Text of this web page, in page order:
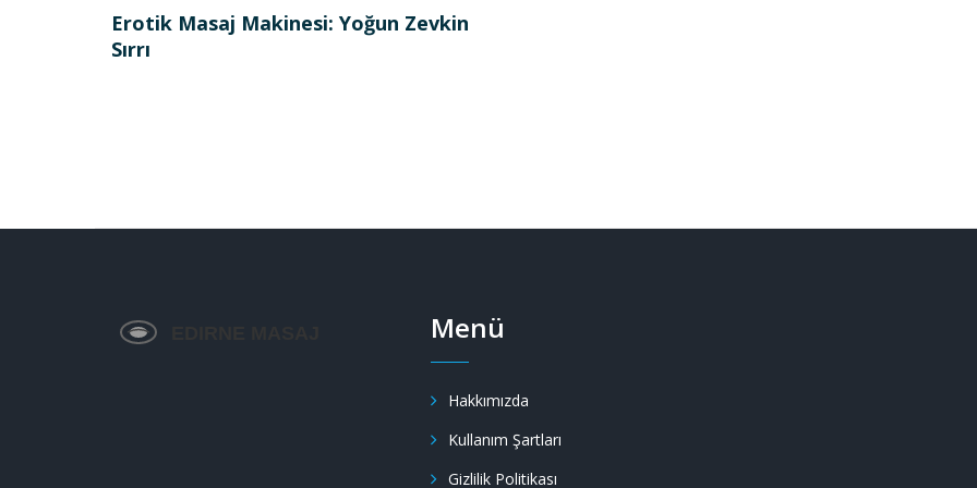
Erotik Masaj Makinesi: Yoğun Zevkin
Sırrı
Menü
Hakkımızda
Kullanım Şartları
Gizlilik Politikası